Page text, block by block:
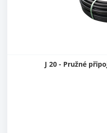
J 20 - Pružné